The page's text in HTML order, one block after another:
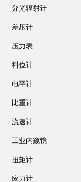
分光辐射计
差压计
压力表
料位计
电平计
比重计
流速计
工业内窥镜
扭矩计
应力计